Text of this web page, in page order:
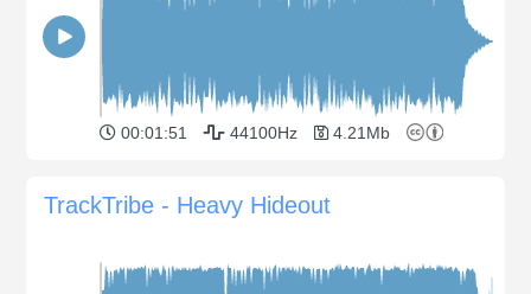
00:01:51 44100Hz 4.21Mb
TrackTribe - Heavy Hideout